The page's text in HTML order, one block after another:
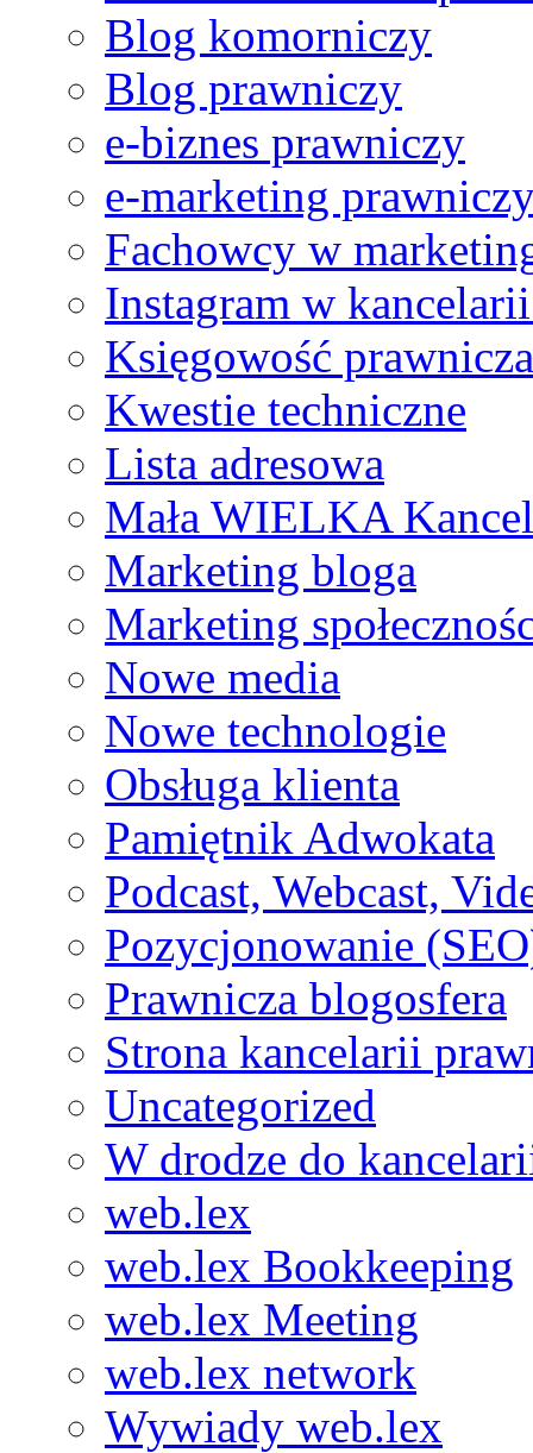
Blog komorniczy
Blog prawniczy
e-biznes prawniczy
e-marketing
Fachowcy w
Instagram w
Księgowość prawnicza
Kwestie techniczne
Lista adresowa
Mała WIELKA
Marketing bloga
Marketing
Nowe media
Nowe technologie
Obsługa klienta
Pamiętnik Adwokata
Podcast, Webcast,
Pozycjonowanie
Prawnicza blogosfera
Strona kancelarii
Uncategorized
W drodze do
web.lex
web.lex Bookkeeping
web.lex Meeting
web.lex network
Wywiady web.lex